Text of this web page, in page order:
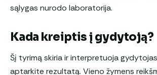
sąlygas nurodo laboratorija.
Kada kreiptis į gydytoją?
Šį tyrimą skiria ir interpretuoja
aptarkite rezultatą. Vieno žymens